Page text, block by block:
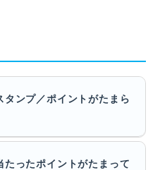
タンプ／ポイントがたまら
たったポイントがたまって